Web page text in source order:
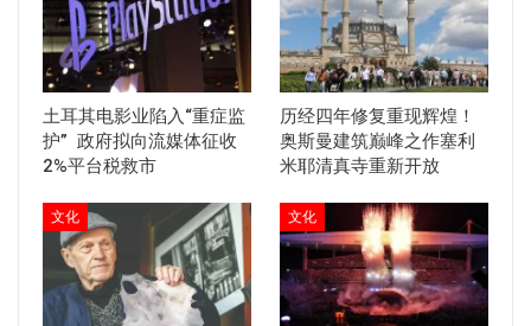
土耳其电影业陷入“重症监
护” 政府拟向流媒体征收
2%平台税救市
历经四年修复重现辉煌！
奥斯曼建筑巅峰之作塞利
米耶清真寺重新开放
文化 文化